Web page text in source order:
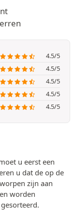
4.5/5
4.5/5
4.5/5
4.5/5
4.5/5
u eerst een
u dat de op de
zijn aan
worden